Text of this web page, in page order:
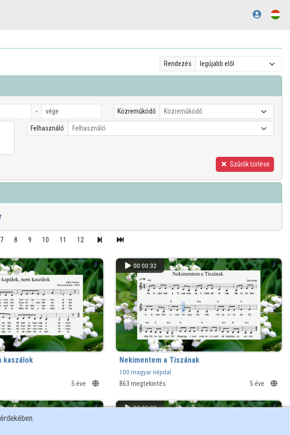
Rendezés
- Közreműködő Közreműködő
Felhasználó Felhasználó
Szűrők törlése
7 8 9 10 11 12
kaszálok
5 éve
00:00:32
Nekimentem a Tiszának
100 magyar népdal
863 megtekintés 5 éve
00:00:32